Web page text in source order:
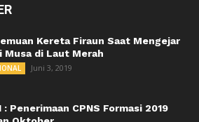
Kereta Firaun Saat Mengejar
Musa di Laut Merah
Juni 3, 2019
: Penerimaan CPNS Formasi 2019